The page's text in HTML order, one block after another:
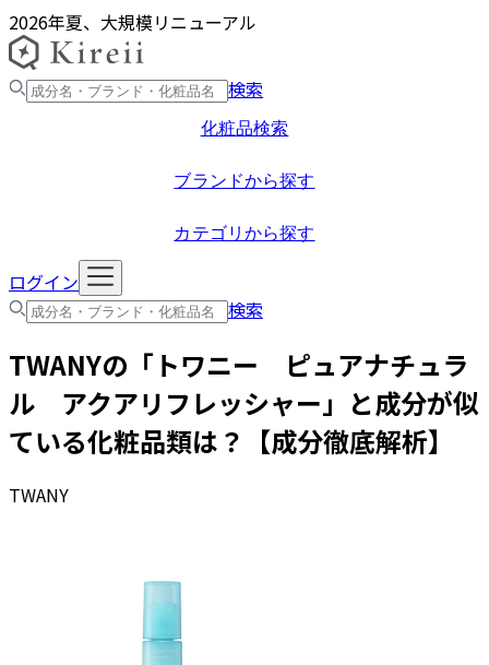
2026年夏、大規模リニューアル
検索
化粧品検索
ブランドから探す
カテゴリから探す
ログイン
検索
TWANYの「 トワニー ピュアナチュラ
ル アクアリフレッシャー 」と成分が似
ている化粧品類は？【成分徹底解析】
TWANY